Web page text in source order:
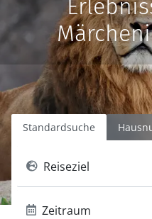
Standardsuche
Reiseziel
Zeitraum